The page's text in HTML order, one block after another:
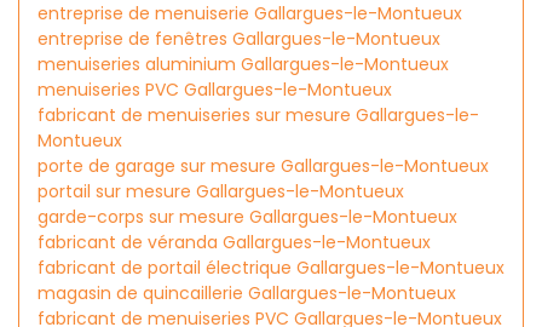
entreprise de menuiserie Gallargues-le-Montueux
entreprise de fenêtres Gallargues-le-Montueux
menuiseries aluminium Gallargues-le-Montueux
menuiseries PVC Gallargues-le-Montueux
fabricant de menuiseries sur mesure Gallargues-le-
Montueux
porte de garage sur mesure Gallargues-le-Montueux
portail sur mesure Gallargues-le-Montueux
garde-corps sur mesure Gallargues-le-Montueux
fabricant de véranda Gallargues-le-Montueux
fabricant de portail électrique Gallargues-le-Montueux
magasin de quincaillerie Gallargues-le-Montueux
fabricant de menuiseries PVC Gallargues-le-Montueux